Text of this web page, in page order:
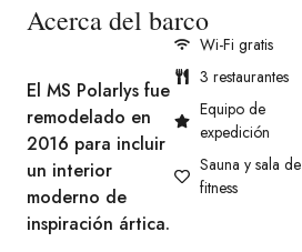
Acerca del barco
El MS Polarlys fue
remodelado en
2016 para incluir
un interior
moderno de
inspiración ártica.
Wi-Fi gratis
3 restaurantes
Equipo de
expedición
Sauna y sala de
fitness